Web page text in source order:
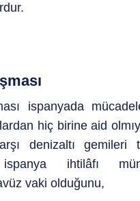
ispanyada
hiç birine aid
denizaltı gemileri
ihtilâfı
vaki olduğunu,